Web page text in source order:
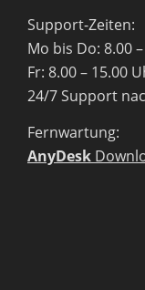
Support-Zeiten:
Mo bis Do: 8.00
Fr: 8.00 – 15.00
24/7 Support
Fernwartung:
AnyDesk